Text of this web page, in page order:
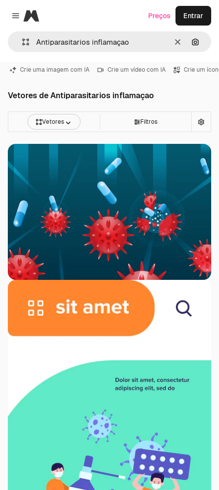
Close menu
Magnific
Limpar
Preços Entrar
Crie uma imagem com IA Crie um vídeo com IA Crie um
Vetores de Antiparasitarios inflamaçao
Vetores Filtros